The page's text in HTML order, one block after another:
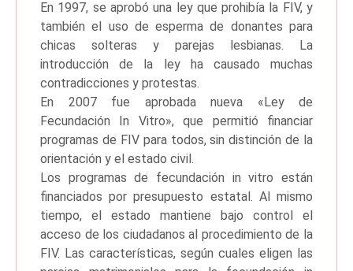
En 1997, se aprobó una ley que prohibía la FIV, y
también el uso de esperma de donantes para
chicas solteras y parejas lesbianas. La
introducción de la ley ha causado muchas
contradicciones y protestas.
En 2007 fue aprobada nueva «Ley de
Fecundación In Vitro», que permitió financiar
programas de FIV para todos, sin distinción de la
orientación y el estado civil.
Los programas de fecundación in vitro están
financiados por presupuesto estatal. Al mismo
tiempo, el estado mantiene bajo control el
acceso de los ciudadanos al procedimiento de la
FIV. Las características, según cuales eligen las